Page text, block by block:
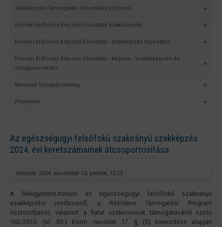
Szakképzés Támogatási Főosztály [rezidens]
Humán Erőforrás Képzési Főosztály Szakkönyvtár
Humán Erőforrás Képzési Főosztály - szakképzés fejlesztés
Humán Erőforrás Képzési Főosztály - képzés-, továbbképzés és
vizsgaszervezés
Nemzeti Vizsgabizottság
Projektek
Az egészségügyi felsőfokú szakirányú szakképzés
2024. évi keretszámainak átcsoportosítása
Készült: 2024. december 13. péntek, 12:15
A Belügyminisztérium az egészségügyi felsőfokú szakirányú
szakképzési rendszerről, a Rezidens Támogatási Program
ösztöndíjairól, valamint a fiatal szakorvosok támogatásáról szóló
162/2015. (VI. 30.) Korm. rendelet 17. § (5) bekezdése alapján